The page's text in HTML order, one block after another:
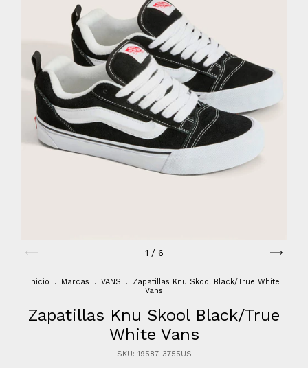
1 / 6
Inicio . Marcas . VANS .
Zapatillas Knu Skool Black/True White
Vans
Zapatillas Knu Skool Black/True
White Vans
SKU: 19587-3755US